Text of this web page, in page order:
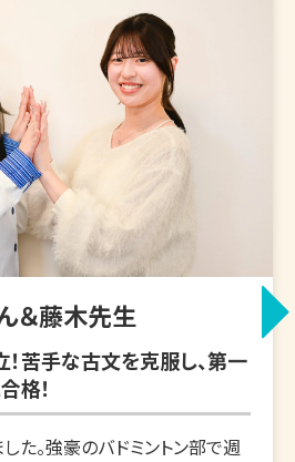
＆藤木先生
苦手な古文を克服し、第一
格！
た。強豪のバドミントン部で週